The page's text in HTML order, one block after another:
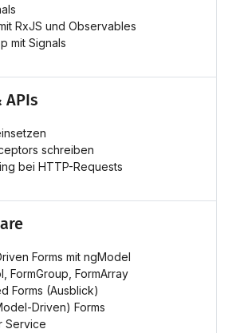
RxJS und Observables
mit Signals
APIs
schreiben
bei HTTP-Requests
Forms mit ngModel
FormGroup, FormArray
Forms (Ausblick)
Driven) Forms
Service